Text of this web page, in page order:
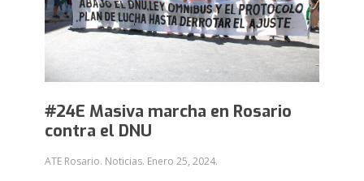
#24E Masiva marcha en Rosario
contra el DNU
ATE Rosario. Noticias. Enero 25, 2024.